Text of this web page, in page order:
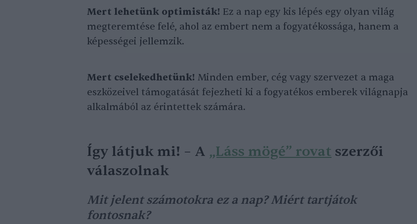
Mert lehetünk optimisták! Ez a nap egy kis lépés egy olyan világ
megteremtése felé, ahol az embert nem a fogyatékossága, hanem a
képességei jellemzik.
Mert cselekedhetünk! Minden ember, cég vagy szervezet a maga
eszközeivel támogatását fejezheti ki a fogyatékos emberek világnapja
alkalmából az érintettek számára.
Így látjuk mi! – A „Láss mögé” rovat szerzői
válaszolnak
Mit jelent számotokra ez a nap? Miért tartjátok
fontosnak?